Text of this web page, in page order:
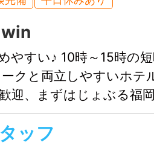
やすい♪ 10時～15時の
クと両立しやすいホテ
迎、まずはじょぶる福
ッフ